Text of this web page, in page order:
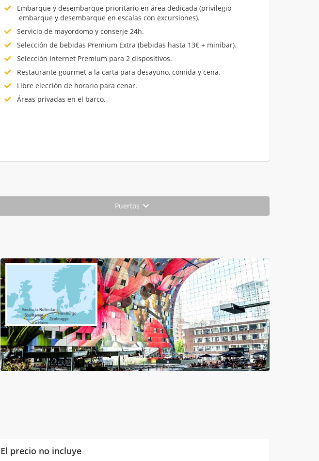
Embarque y desembarque prioritario en área dedicada (privilegio
embarque y desembarque en escalas con excursiones).
Servicio de mayordomo y conserje 24h.
Selección de bebidas Premium Extra (bebidas hasta 13€ + minibar).
Selección Internet Premium para 2 dispositivos.
Restaurante gourmet a la carta para desayuno, comida y cena.
Libre elección de horario para cenar.
Áreas privadas en el barco.
Puertos
El precio no incluye